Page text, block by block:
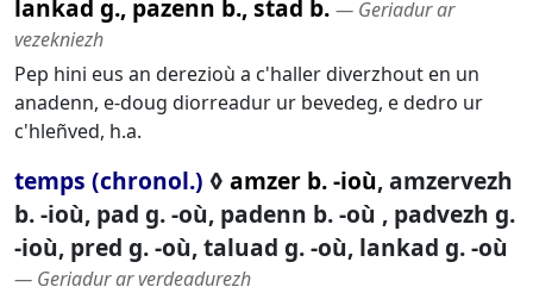
lankad g., pazenn b., stad b. ― Geriadur ar
vezekniezh
Pep hini eus an derezioù a c'haller diverzhout en un
anadenn, e-doug diorreadur ur bevedeg, e dedro ur
c'hleñved, h.a.
temps (chronol.) ◊ amzer b. -ioù, amzervezh
b. -ioù, pad g. -où, padenn b. -où , padvezh g.
-ioù, pred g. -où, taluad g. -où, lankad g. -où
― Geriadur ar verdeadurezh